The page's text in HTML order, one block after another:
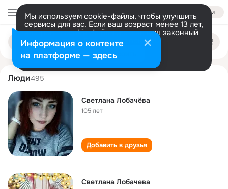
Войти
Мы используем cookie-файлы, чтобы улучшить
сервисы для вас. Если ваш возраст менее 13 лет,
настроить cookie-файлы должен ваш законный
представитель. Больше информации
Разрешить все Настроить
Поиск
людям
svetlana lobacheva
Люди495
Светлана Лобачёва
105 лет
Добавить в друзья
Светлана Лобачева
Информация о контенте
на платформе — здесь